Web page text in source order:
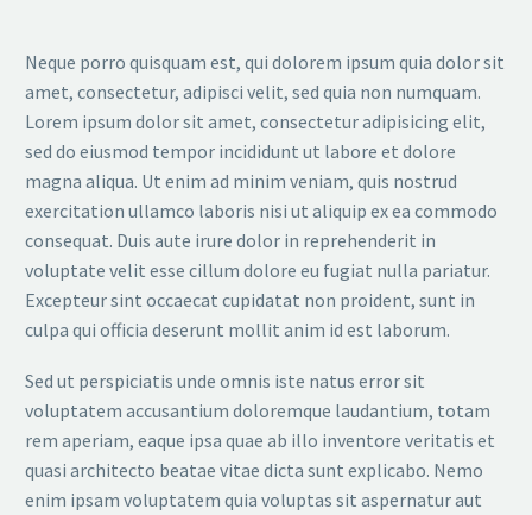
Neque porro quisquam est, qui dolorem ipsum quia dolor sit
amet, consectetur, adipisci velit, sed quia non numquam.
Lorem ipsum dolor sit amet, consectetur adipisicing elit,
sed do eiusmod tempor incididunt ut labore et dolore
magna aliqua. Ut enim ad minim veniam, quis nostrud
exercitation ullamco laboris nisi ut aliquip ex ea commodo
consequat. Duis aute irure dolor in reprehenderit in
voluptate velit esse cillum dolore eu fugiat nulla pariatur.
Excepteur sint occaecat cupidatat non proident, sunt in
culpa qui officia deserunt mollit anim id est laborum.
Sed ut perspiciatis unde omnis iste natus error sit
voluptatem accusantium doloremque laudantium, totam
rem aperiam, eaque ipsa quae ab illo inventore veritatis et
quasi architecto beatae vitae dicta sunt explicabo. Nemo
enim ipsam voluptatem quia voluptas sit aspernatur aut